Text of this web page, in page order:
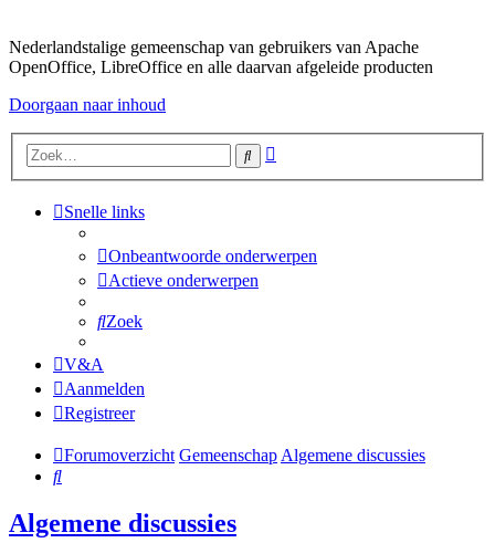
Nederlandstalige gemeenschap van gebruikers van Apache
OpenOffice, LibreOffice en alle daarvan afgeleide producten
Doorgaan naar inhoud
Zoek
Snelle links
Onbeantwoorde onderwerpen
Actieve onderwerpen
Zoek
V&A
Aanmelden
Registreer
Forumoverzicht Gemeenschap Algemene discussies
Zoek
Algemene discussies